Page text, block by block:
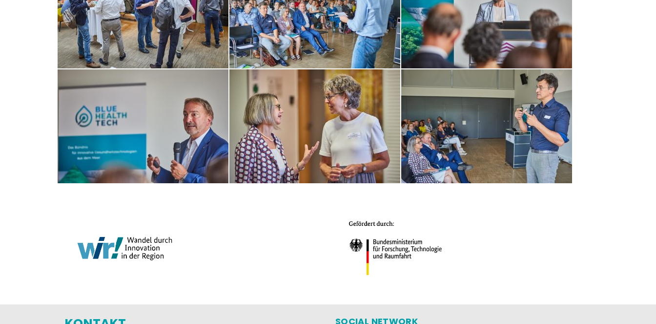
SOCIAL NETWORK